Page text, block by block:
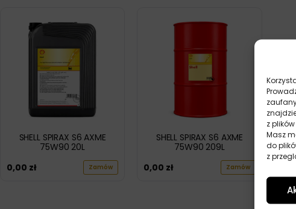
z
Masz
do
z
SHELL SPIRAX S6 AXME
75W90 20L
0,00 zł Zamów
SHELL SPIRAX S6 AXME
75W90 209L
0,00 zł Zamów